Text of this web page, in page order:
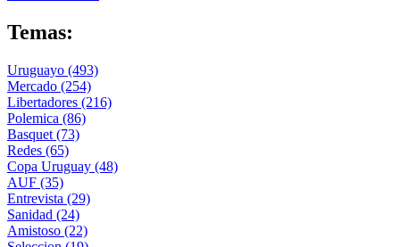
Temas:
Uruguayo (493)
Mercado (254)
Libertadores (216)
Polemica (86)
Basquet (73)
Redes (65)
Copa Uruguay (48)
AUF (35)
Entrevista (29)
Sanidad (24)
Amistoso (22)